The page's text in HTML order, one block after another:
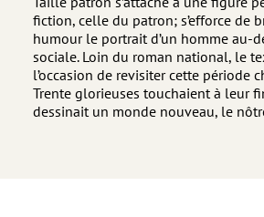
fiction, celle du patron; s’efforce de
humour le portrait d’un homme au-
sociale. Loin du roman national, le
l’occasion de revisiter cette période
Trente glorieuses touchaient à leur
dessinait un monde nouveau, le